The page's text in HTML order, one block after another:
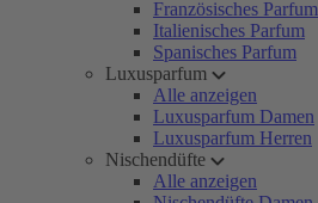
Französisches Parfum
Italienisches Parfum
Spanisches Parfum
Luxusparfum
Alle anzeigen
Luxusparfum Damen
Luxusparfum Herren
Nischendüfte
Alle anzeigen